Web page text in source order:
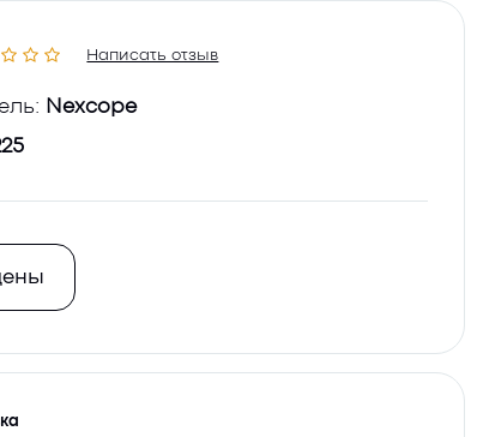
Написать отзыв
Nexcope